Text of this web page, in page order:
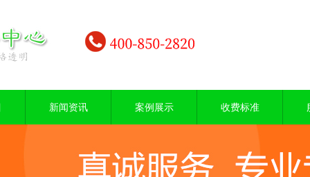
新闻资讯 案例展示 收费标准